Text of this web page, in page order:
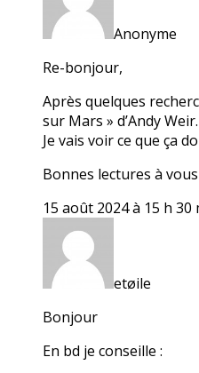
Anonyme
Re-bonjour,
Après quelques
sur Mars » d’Andy Weir.
Je vais voir ce que ça
Bonnes lectures à
15 août 2024 à 15 h 30
etøile
Bonjour
En bd je conseille :